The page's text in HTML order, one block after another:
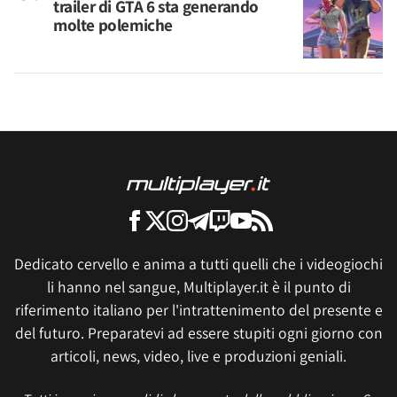
trailer di GTA 6 sta generando
molte polemiche
Dedicato cervello e anima a tutti quelli che i videogiochi
li hanno nel sangue, Multiplayer.it è il punto di
riferimento italiano per l'intrattenimento del presente e
del futuro. Preparatevi ad essere stupiti ogni giorno con
articoli, news, video, live e produzioni geniali.